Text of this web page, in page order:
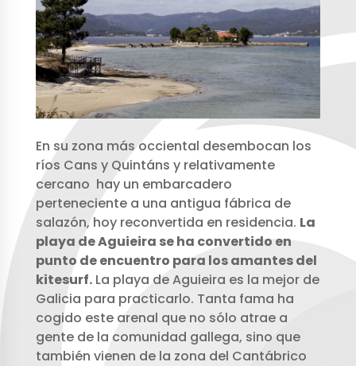
En su zona más occiental desembocan los
ríos Cans y Quintáns y relativamente
cercano hay un embarcadero
perteneciente a una antigua fábrica de
salazón, hoy reconvertida en residencia. La
playa de Aguieira se ha convertido en
punto de encuentro para los amantes del
kitesurf.La playa de Aguieira es la mejor de
Galicia para practicarlo. Tanta fama ha
cogido este arenal que no sólo atrae a
gente de la comunidad gallega, sino que
también vienen de la zona del Cantábrico